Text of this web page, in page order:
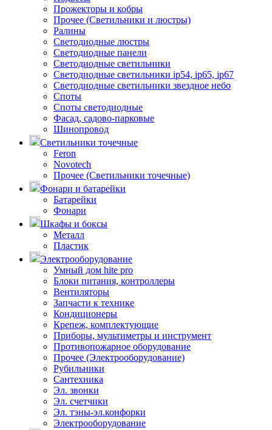
Прожекторы и кобры
Прочее (Светильники и люстры)
Ралины
Светодиодные люстры
Светодиодные панели
Светодиодные светильники
Светодиодные светильники ip54, ip65, ip67
Светодиодные светильники звездное небо
Споты
Споты светодиодные
Фасад, садово-парковые
Шинопровод
Светильники точечные
Feron
Novotech
Прочее (Светильники точечные)
Фонари и батарейки
Батарейки
Фонари
Шкафы и боксы
Металл
Пластик
Электрооборудование
Умный дом hite pro
Блоки питания, контроллеры
Вентиляторы
Запчасти к технике
Кондиционеры
Крепеж, комплектующие
Приборы, мультиметры и инструмент
Противопожарное оборудование
Прочее (Электрооборудование)
Рубильники
Сантехника
Эл. звонки
Эл. счетчики
Эл. тэны-эл.конфорки
Электрооборудование